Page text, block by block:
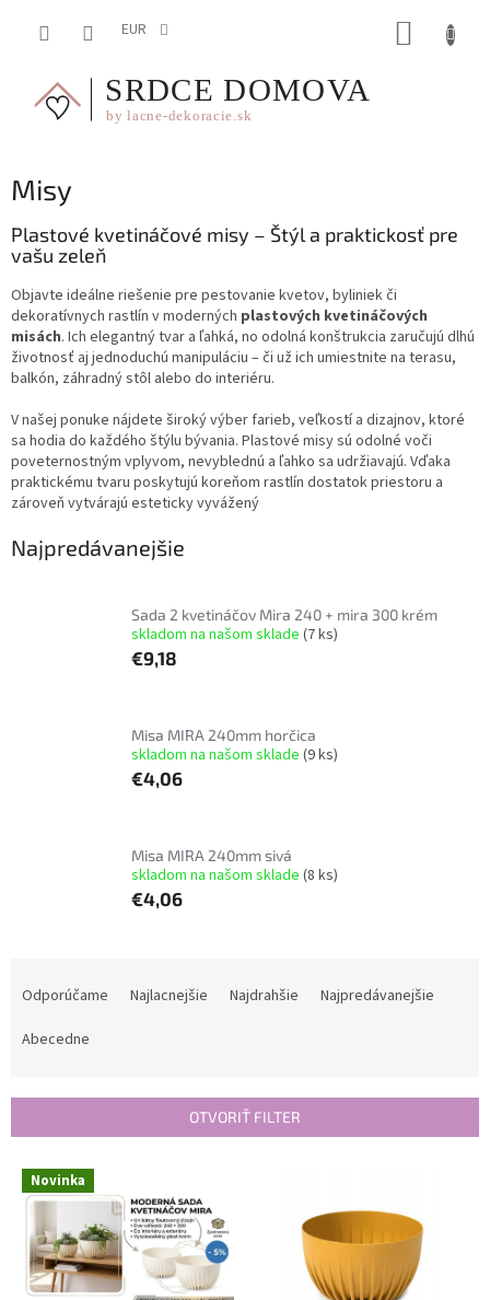
EUR
Misy
Plastové kvetináčové misy – Štýl a praktickosť pre
vašu zeleň
Objavte ideálne riešenie pre pestovanie kvetov, byliniek či
dekoratívnych rastlín v moderných plastových kvetináčových
misách. Ich elegantný tvar a ľahká, no odolná konštrukcia zaručujú dlhú
životnosť aj jednoduchú manipuláciu – či už ich umiestnite na terasu,
balkón, záhradný stôl alebo do interiéru.
V našej ponuke nájdete široký výber farieb, veľkostí a dizajnov, ktoré
sa hodia do každého štýlu bývania. Plastové misy sú odolné voči
poveternostným vplyvom, nevyblednú a ľahko sa udržiavajú. Vďaka
praktickému tvaru poskytujú koreňom rastlín dostatok priestoru a
zároveň vytvárajú esteticky vyvážený
Najpredávanejšie
Sada 2 kvetináčov Mira 240 + mira 300 krém
skladom na našom sklade (7 ks)
€9,18
Misa MIRA 240mm horčica
skladom na našom sklade (9 ks)
€4,06
Misa MIRA 240mm sivá
skladom na našom sklade (8 ks)
€4,06
p
Odporúčame Najlacnejšie Najdrahšie
Najpredávanejšie
Abecedne
OTVORIŤ FILTER
V Novinka